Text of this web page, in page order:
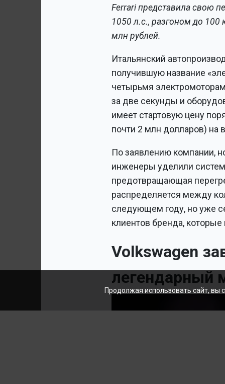
Ferrari представила свою
1050 л.с., разгоном до 100
млн рублей.
Итальянский
получившую название
четырьмя
за две секунды и
имеет стартовую цену
почти 2 млн долларов) на
По заявлению компании,
инженеры уделили
предотвращающая
распределяется между
следующем году, но уже
клиентов бренда,
Volkswagen
легендарный
Продолжая использовать сайт, вы